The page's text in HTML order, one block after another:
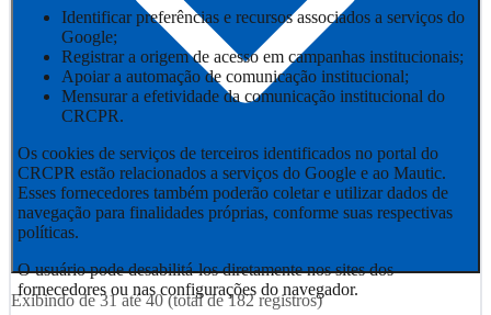
Exibindo de31até40(total de182registros)
Identificar preferências e recursos associados a serviços do
Google;
Registrar a origem de acesso em campanhas institucionais;
Apoiar a automação de comunicação institucional;
Mensurar a efetividade da comunicação institucional do
CRCPR.
Os cookies de serviços de terceiros identificados no portal do
CRCPR estão relacionados a serviços do Google e ao Mautic.
Esses fornecedores também poderão coletar e utilizar dados de
navegação para finalidades próprias, conforme suas respectivas
políticas.
O usuário pode desabilitá-los diretamente nos sites dos
fornecedores ou nas configurações do navegador.